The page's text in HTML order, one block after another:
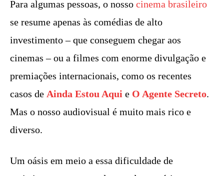
Para algumas pessoas, o nosso cinema brasileiro
se resume apenas às comédias de alto
investimento – que conseguem chegar aos
cinemas – ou a filmes com enorme divulgação e
premiações internacionais, como os recentes
casos de Ainda Estou Aqui e O Agente Secreto.
Mas o nosso audiovisual é muito mais rico e
diverso.
Um oásis em meio a essa dificuldade de